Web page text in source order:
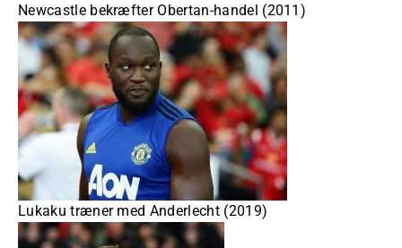
Newcastle bekræfter Obertan-handel (2011)
Lukaku træner med Anderlecht (2019)